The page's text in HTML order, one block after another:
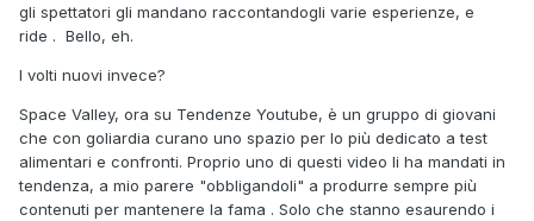
gli spettatori gli mandano raccontandogli varie esperienze, e
ride . Bello, eh.
I volti nuovi invece?
Space Valley, ora su Tendenze Youtube, è un gruppo di giovani
che con goliardia curano uno spazio per lo più dedicato a test
alimentari e confronti. Proprio uno di questi video li ha mandati in
tendenza, a mio parere "obbligandoli" a produrre sempre più
contenuti per mantenere la fama . Solo che stanno esaurendo i